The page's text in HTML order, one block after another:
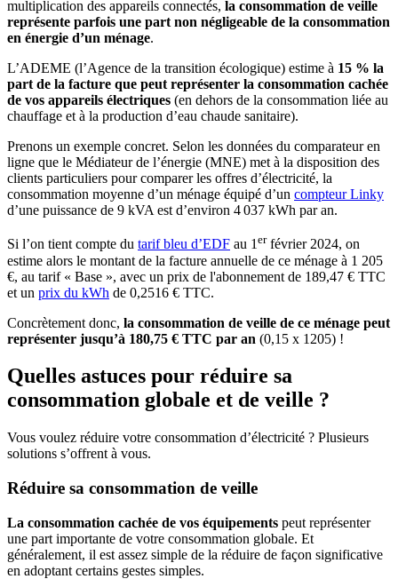
multiplication des appareils connectés, la consommation de veille
représente parfois une part non négligeable de la consommation
en énergie d’un ménage.
L’ADEME (l’Agence de la transition écologique) estime à 15 % la
part de la facture que peut représenter la consommation cachée
de vos appareils électriques (en dehors de la consommation liée au
chauffage et à la production d’eau chaude sanitaire).
Prenons un exemple concret. Selon les données du comparateur en
ligne que le Médiateur de l’énergie (MNE) met à la disposition des
clients particuliers pour comparer les offres d’électricité, la
consommation moyenne d’un ménage équipé d’un compteur Linky
d’une puissance de 9 kVA est d’environ 4 037 kWh par an.
Si l’on tient compte du tarif bleu d’EDF au 1erfévrier 2024, on
estime alors le montant de la facture annuelle de ce ménage à 1 205
€, au tarif « Base », avec un prix de l'abonnement de 189,47 € TTC
et un prix du kWh de 0,2516 € TTC.
Concrètement donc, la consommation de veille de ce ménage peut
représenter jusqu’à 180,75 € TTC par an (0,15 x 1205) !
Quelles astuces pour réduire sa
consommation globale et de veille ?
Vous voulez réduire votre consommation d’électricité ? Plusieurs
solutions s’offrent à vous.
Réduire sa consommation de veille
La consommation cachée de vos équipements peut représenter
une part importante de votre consommation globale. Et
généralement, il est assez simple de la réduire de façon significative
en adoptant certains gestes simples.